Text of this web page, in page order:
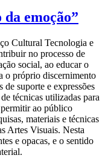
emoção”
Cultural Tecnologia e
no processo de
social, ao educar o
o próprio discernimento
de suporte e expressões
técnicas utilizadas para
ao público
materiais e técnicas
Artes Visuais. Nesta
e opacas, e o sentido